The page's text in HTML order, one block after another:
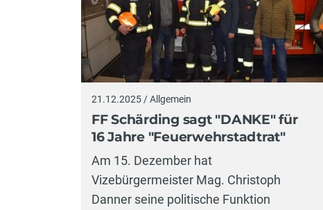
21.12.2025 / Allgemein
FF Schärding sagt "DANKE" für
16 Jahre "Feuerwehrstadtrat"
Am 15. Dezember hat
Vizebürgermeister Mag. Christoph
Danner seine politische Funktion